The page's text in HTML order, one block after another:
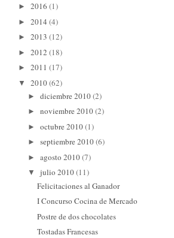
► 2016 (1)
► 2014 (4)
► 2013 (12)
► 2012 (18)
► 2011 (17)
▼ 2010(62)
► diciembre 2010(2)
► noviembre 2010(2)
► octubre 2010(1)
► septiembre 2010(6)
► agosto 2010(7)
▼ julio 2010(11)
Felicitaciones al Ganador
I Concurso Cocina de Mercado
Postre de dos chocolates
Tostadas Francesas